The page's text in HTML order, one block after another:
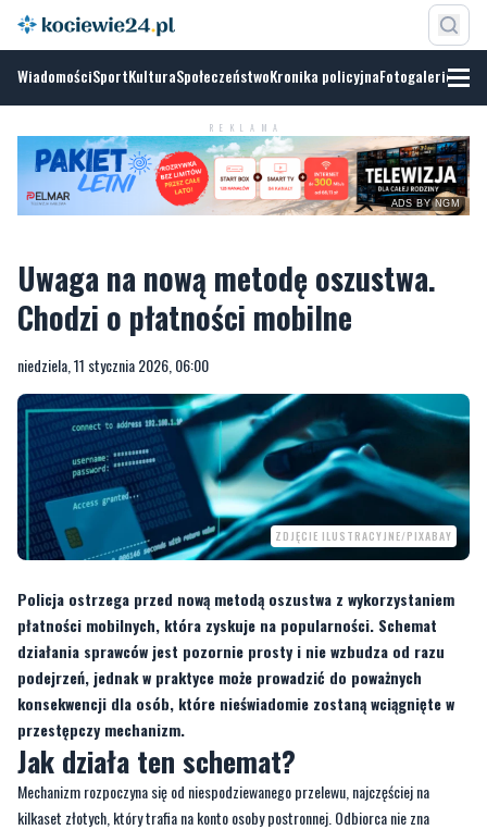
WiadomościSportKulturaSpołeczeństwoKronika policyjnaFotogalerie
REKLAMA
NGM
Uwaga na nową metodę oszustwa.
niedziela, 11 stycznia 2026, 06:00
ZDJĘCIE ILUSTRACYJNE/PIXABAY
Policja ostrzega przed nową metodą oszustwa z wykorzystaniem
płatności mobilnych, która zyskuje na popularności. Schemat
podejrzeń, jednak w praktyce może prowadzić do poważnych
konsekwencji dla osób, które nieświadomie zostaną wciągnięte w
przestępczy mechanizm.
Jak działa ten schemat?
Mechanizm rozpoczyna się od niespodziewanego przelewu, najczęściej na
kilkaset złotych, który trafia na konto osoby postronnej. Odbiorca nie zna
nadawcy i nie spodziewa się żadnych pieniędzy. Po krótkim czasie kontaktuje się
z nim osoba twierdząca, że doszło do pomyłki przy wpisywaniu numeru telefonu
lub danych do płatności.